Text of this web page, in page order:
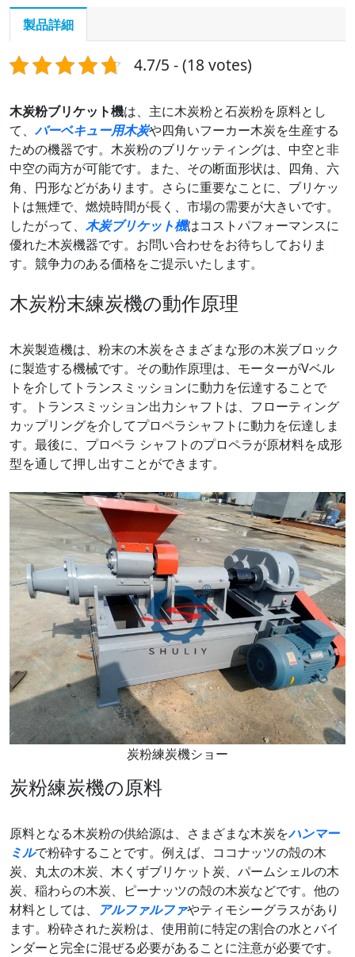
製品詳細
4.7/5 - (18 votes)
木炭粉ブリケット機は、主に木炭粉と石炭粉を原料とし
て、 バーベキュー用木炭や四角いフーカー木炭を生産する
ための機器です。木炭粉のブリケッティングは、中空と非
中空の両方が可能です。また、その断面形状は、四角、六
角、円形などがあります。さらに重要なことに、ブリケッ
トは無煙で、燃焼時間が長く、市場の需要が大きいです。
したがって、 木炭ブリケット機はコストパフォーマンスに
優れた木炭機器です。お問い合わせをお待ちしておりま
す。競争力のある価格をご提示いたします。
木炭粉末練炭機の動作原理
木炭製造機は、粉末の木炭をさまざまな形の木炭ブロック
に製造する機械です。その動作原理は、モーターがVベル
トを介してトランスミッションに動力を伝達することで
す。トランスミッション出力シャフトは、フローティング
カップリングを介してプロペラシャフトに動力を伝達しま
す。最後に、プロペラ シャフトのプロペラが原材料を成形
型を通して押し出すことができます。
炭粉練炭機ショー
炭粉練炭機の原料
原料となる木炭粉の供給源は、さまざまな木炭をハンマー
ミルで粉砕することです。例えば、ココナッツの殻の木
炭、丸太の木炭、木くずブリケット炭、パームシェルの木
炭、稲わらの木炭、ピーナッツの殻の木炭などです。他の
材料としては、 アルファルファやティモシーグラスがあり
ます。粉砕された炭粉は、使用前に特定の割合の水とバイ
ンダーと完全に混ぜる必要があることに注意が必要です。